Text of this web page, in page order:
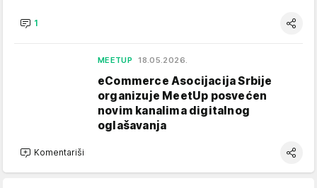
1
MEETUP 18.05.2026.
eCommerce Asocijacija Srbije
organizuje MeetUp posvećen
novim kanalima digitalnog
oglašavanja
Komentariši